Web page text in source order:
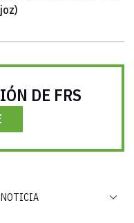
DE FRS
NOTICIA